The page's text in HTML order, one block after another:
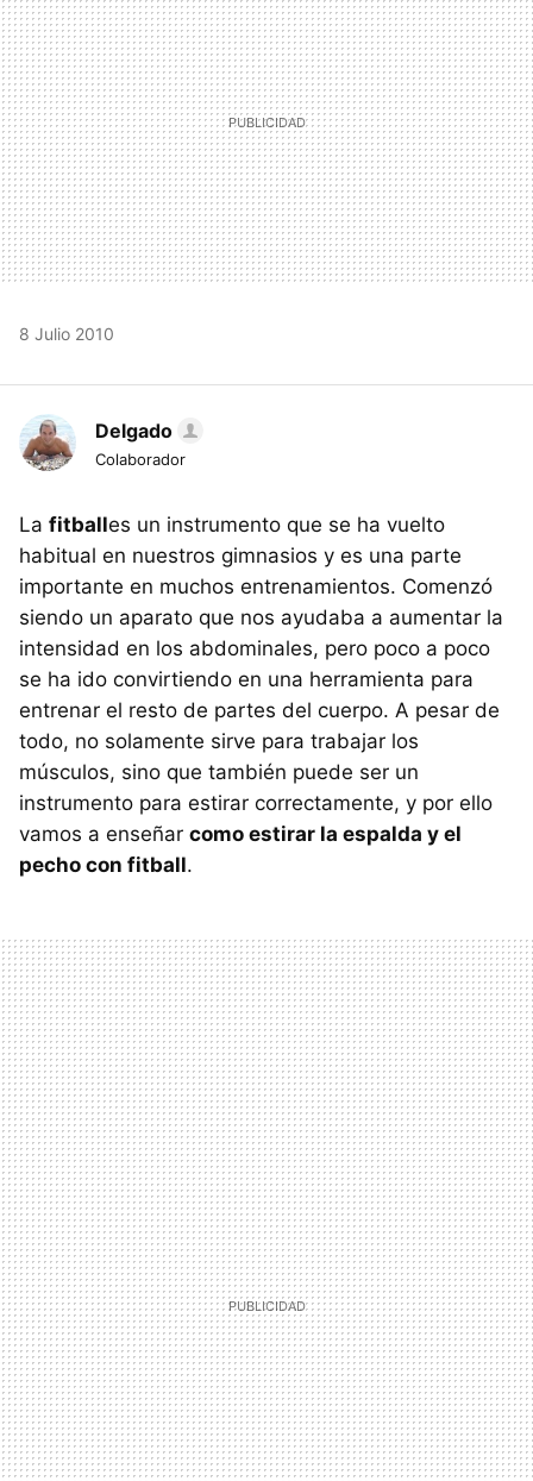
8 Julio 2010
Delgado
Colaborador
La fitballes un instrumento que se ha vuelto
habitual en nuestros gimnasios y es una parte
importante en muchos entrenamientos. Comenzó
siendo un aparato que nos ayudaba a aumentar la
intensidad en los abdominales, pero poco a poco
se ha ido convirtiendo en una herramienta para
entrenar el resto de partes del cuerpo. A pesar de
todo, no solamente sirve para trabajar los
músculos, sino que también puede ser un
instrumento para estirar correctamente, y por ello
vamos a enseñar como estirar la espalda y el
pecho con fitball.